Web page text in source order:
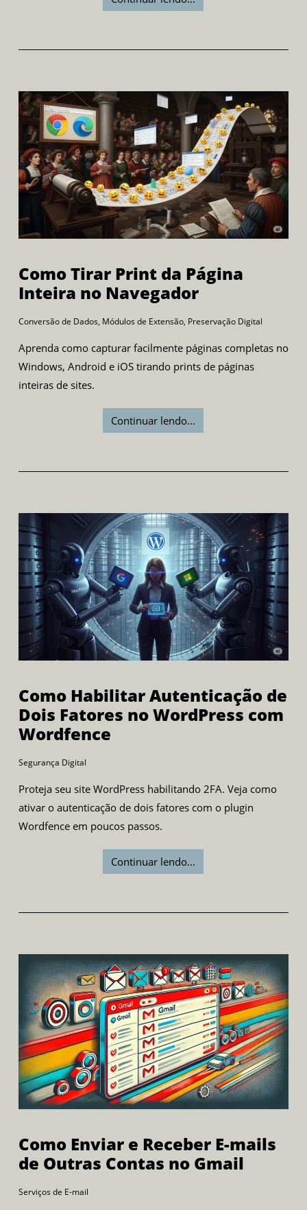
Como Tirar Print da Página
Inteira no Navegador
Conversão de Dados, Módulos de Extensão, Preservação Digital
Aprenda como capturar facilmente páginas completas no
Windows, Android e iOS tirando prints de páginas
inteiras de sites.
Continuar lendo...
Como Habilitar Autenticação de
Dois Fatores no WordPress com
Wordfence
Segurança Digital
Proteja seu site WordPress habilitando 2FA. Veja como
ativar o autenticação de dois fatores com o plugin
Wordfence em poucos passos.
Continuar lendo...
Como Enviar e Receber E-mails
de Outras Contas no Gmail
Serviços de E-mail